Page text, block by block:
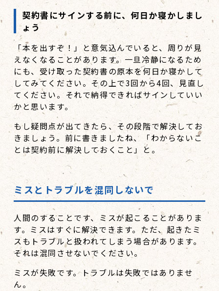
契約書にサインする前に、何日か寝かしまし
ょう
「本を出すぞ！」と意気込んでいると、周りが見
えなくなることがあります。一旦冷静になるため
にも、受け取った契約書の原本を何日か寝かして
してみてください。その上で3回から4回、見直し
てください。それで納得できればサインしていい
かと思います。
もし疑問点が出てきたら、その段階で解決してお
きましょう。前に書きましたね、「わからないこ
とは契約前に解決しておくこと」と。
ミスとトラブルを混同しないで
人間のすることです、ミスが起こることがありま
す。ミスはすぐに解決できます。ただ、起きたミ
スもトラブルと扱われてしまう場合があります。
それは混同させないでください。
ミスが失敗です。トラブルは失敗ではありませ
ん。